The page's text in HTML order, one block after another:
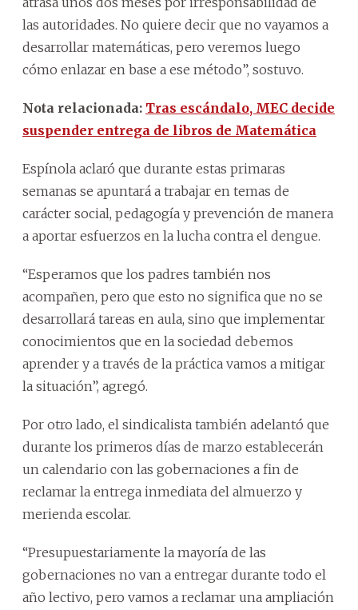
las autoridades. No quiere decir que no vayamos a
desarrollar matemáticas, pero veremos luego
cómo enlazar en base a ese método”, sostuvo.
Nota relacionada: Tras escándalo, MEC decide
suspender entrega de libros de Matemática
Espínola aclaró que durante estas primaras
semanas se apuntará a trabajar en temas de
carácter social, pedagogía y prevención de manera
a aportar esfuerzos en la lucha contra el dengue.
“Esperamos que los padres también nos
acompañen, pero que esto no significa que no se
desarrollará tareas en aula, sino que implementar
conocimientos que en la sociedad debemos
aprender y a través de la práctica vamos a mitigar
la situación”, agregó.
Por otro lado, el sindicalista también adelantó que
durante los primeros días de marzo establecerán
un calendario con las gobernaciones a fin de
reclamar la entrega inmediata del almuerzo y
merienda escolar.
“Presupuestariamente la mayoría de las
gobernaciones no van a entregar durante todo el
año lectivo, pero vamos a reclamar una ampliación